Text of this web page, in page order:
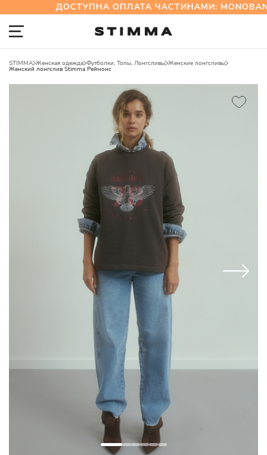
ДОСТУПНА ОПЛАТА ЧАСТИНАМИ:
STIMMA Женская одежда Футболки, Топы, Лонгсливы Женские лонгсливы
Женский лонгслив Stimma Реймонс